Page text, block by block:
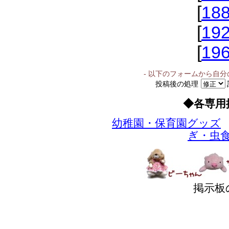
[
[
[
- 以下のフォームから自
投稿後の処理
◆各専用
幼稚園・保育園グッズ
ぎ・虫
掲示板